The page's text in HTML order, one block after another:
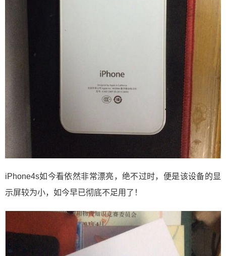
iPhone4s如今看依然非常漂亮，绝不过时，便是该设备的显
示屏较为小，如今早已彻底不足用了！